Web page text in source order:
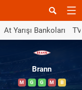
At Yarışı Bankoları
Brann
M G G M B